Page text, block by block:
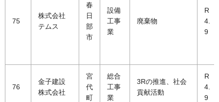
75
株式会社
テムス
春
日
部
市
設備
工事
業
廃棄物
R
4.
9
76
金子建設
株式会社
宮
代
町
総合
工事
業
3Rの推進、社会
貢献活動
R
4.
9